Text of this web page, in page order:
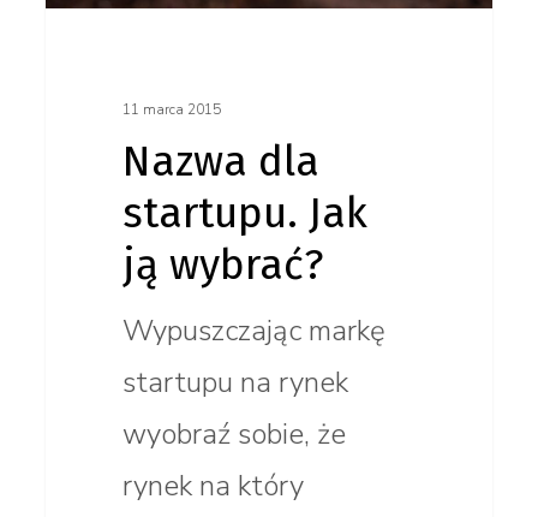
11 marca 2015
Nazwa dla
startupu. Jak
ją wybrać?
Wypuszczając markę
startupu na rynek
wyobraź sobie, że
rynek na który